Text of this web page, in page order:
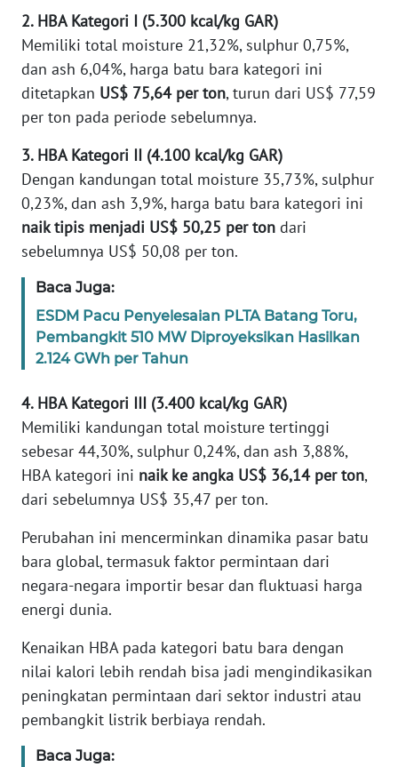
2. HBA Kategori I (5.300 kcal/kg GAR)
Memiliki total moisture 21,32%, sulphur 0,75%,
dan ash 6,04%, harga batu bara kategori ini
ditetapkan US$ 75,64 per ton, turun dari US$ 77,59
per ton pada periode sebelumnya.
3. HBA Kategori II (4.100 kcal/kg GAR)
Dengan kandungan total moisture 35,73%, sulphur
0,23%, dan ash 3,9%, harga batu bara kategori ini
naik tipis menjadi US$ 50,25 per ton dari
sebelumnya US$ 50,08 per ton.
Baca Juga:
ESDM Pacu Penyelesaian PLTA Batang Toru,
Pembangkit 510 MW Diproyeksikan Hasilkan
2.124 GWh per Tahun
4. HBA Kategori III (3.400 kcal/kg GAR)
Memiliki kandungan total moisture tertinggi
sebesar 44,30%, sulphur 0,24%, dan ash 3,88%,
HBA kategori ini naik ke angka US$ 36,14 per ton,
dari sebelumnya US$ 35,47 per ton.
Perubahan ini mencerminkan dinamika pasar batu
bara global, termasuk faktor permintaan dari
negara-negara importir besar dan fluktuasi harga
energi dunia.
Kenaikan HBA pada kategori batu bara dengan
nilai kalori lebih rendah bisa jadi mengindikasikan
peningkatan permintaan dari sektor industri atau
pembangkit listrik berbiaya rendah.
Baca Juga:
Informasi
INDEKS
BERITA
KONTAK
INFO
IKLAN
TENTANG
PEDOMAN
MEDIA
SIBER
REDAKSI
KARIR
DISCLAIMER
Wahana
News
WN
SUMUT
WN
JAKARTA
WN